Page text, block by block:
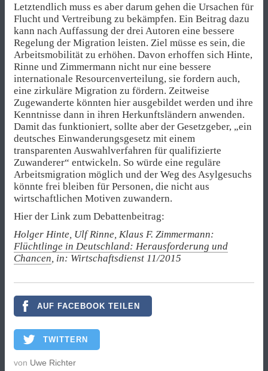
Letztendlich muss es aber darum gehen die Ursachen für
Flucht und Vertreibung zu bekämpfen. Ein Beitrag dazu
kann nach Auffassung der drei Autoren eine bessere
Regelung der Migration leisten. Ziel müsse es sein, die
Arbeitsmobilität zu erhöhen. Davon erhoffen sich Hinte,
Rinne und Zimmermann nicht nur eine bessere
internationale Resourcenverteilung, sie fordern auch,
eine zirkuläre Migration zu fördern. Zeitweise
Zugewanderte könnten hier ausgebildet werden und ihre
Kenntnisse dann in ihren Herkunftsländern anwenden.
Damit das funktioniert, sollte aber der Gesetzgeber, „ein
deutsches Einwanderungsgesetz mit einem
transparenten Auswahlverfahren für qualifizierte
Zuwanderer“ entwickeln. So würde eine reguläre
Arbeitsmigration möglich und der Weg des Asylgesuchs
könnte frei bleiben für Personen, die nicht aus
wirtschaftlichen Motiven zuwandern.
Hier der Link zum Debattenbeitrag:
Holger Hinte, Ulf Rinne, Klaus F. Zimmermann:
Flüchtlinge in Deutschland: Herausforderung und
Chancen, in: Wirtschaftsdienst 11/2015
AUF FACEBOOK TEILEN
TWITTERN
von Uwe Richter